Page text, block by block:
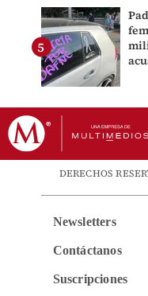
DERECHOS
Newsletters
Contáctanos
Suscripciones